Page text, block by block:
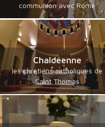
communion avec Rome
Chaldéenne
les chrétiens catholiques de
Saint Thomas